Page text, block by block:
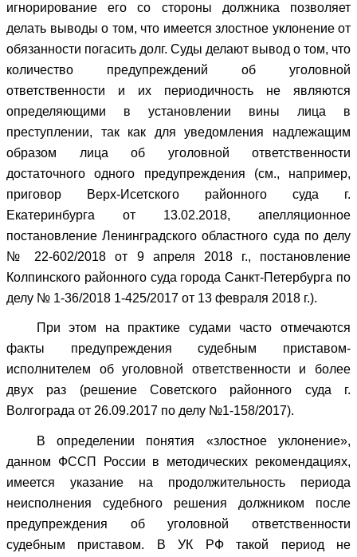
игнорирование его со стороны должника позволяет
делать выводы о том, что имеется злостное уклонение от
обязанности погасить долг. Суды делают вывод о том, что
количество предупреждений об уголовной
ответственности и их периодичность не являются
определяющими в установлении вины лица в
преступлении, так как для уведомления надлежащим
образом лица об уголовной ответственности
достаточного одного предупреждения (см., например,
приговор Верх-Исетского районного суда г.
Екатеринбурга от 13.02.2018, апелляционное
постановление Ленинградского областного суда по делу
№ 22-602/2018 от 9 апреля 2018 г., постановление
Колпинского районного суда города Санкт-Петербурга по
делу № 1-36/2018 1-425/2017 от 13 февраля 2018 г.).
При этом на практике судами часто отмечаются
факты предупреждения судебным приставом-
исполнителем об уголовной ответственности и более
двух раз (решение Советского районного суда г.
Волгограда от 26.09.2017 по делу №1-158/2017).
В определении понятия «злостное уклонение»,
данном ФССП России в методических рекомендациях,
имеется указание на продолжительность периода
неисполнения судебного решения должником после
предупреждения об уголовной ответственности
судебным приставом. В УК РФ такой период не